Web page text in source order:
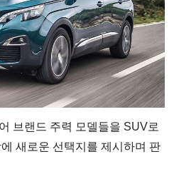
브랜드 주력 모델들을 SUV로
새로운 선택지를 제시하며 판